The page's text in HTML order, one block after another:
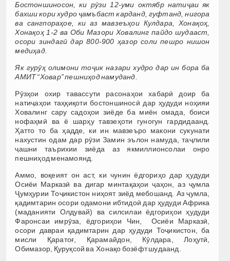
Бостоншиносон, ки рӯзи 12-уми октябр натиҷаи як
бахши кори худро ҷамъбаст карданд, гуфтанд, нигора
ва сангпораҳое, ки аз мавзеъҳои Кулдара, Хонақоҳ,
Хонақоҳ 1-2 ва Оби Мазори Ховалинг пайдо шудааст,
осори зиндагӣ дар 800-900 ҳазор соли пешро нишон
медиҳад.
Як гурӯҳ олимони тоҷик назари худро дар ин бора ба
АМИТ “Ховар” пешниҳод намуданд.
Рӯзҳои охир тавассути расонаҳои хабарӣ доир ба
натиҷаҳои таҳқиқоти бостоншиносӣ дар ҳудуди ноҳияи
Ховалинг сару садоҳои зиёде ба миён омада, боиси
нофаҳмӣ ва ё шарҳу тавзеҳоти гуногун гардидаанд.
Ҳатто то ба ҳадде, ки ин мавзеъро макони сукунати
нахустин одам дар рӯзи Замин эълон намуда, таҷлили
ҷашни таърихии зиёда аз якмиллионсолаи онро
пешниҳод менамоянд.
Аммо, воқеият он аст, ки чунин ёдгориҳо дар ҳудуди
Осиёи Марказӣ ва дигар минтақаҳои ҷаҳон, аз ҷумла
Ҷумҳурии Тоҷикистон ниҳоят зиёд мебошанд. Аз ҷумла,
қадимтарин осори одамони ибтидоӣ дар ҳудуди Африка
(маданияти Олдувай) ва силсилаи ёдгориҳои ҳудуди
Фаронсаи имрӯза, ёдгориҳои Чин, Осиёи Марказӣ,
осори давраи қадимтарин дар ҳудуди Тоҷикистон, ба
мисли Қаратоғ, Қарамайдон, Кӯлдара, Лоҳутӣ,
Обимазор, Қуруқсой ва Хонақо бозёфт шудаанд.